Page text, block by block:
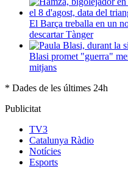
El Barça treballa en un
descartar Tànger
Blasi promet "guerra"
mitjans
* Dades de les últimes 24h
Publicitat
TV3
Catalunya Ràdio
Notícies
Esports